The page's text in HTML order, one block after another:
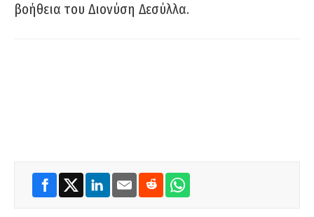
βοήθεια του Διονύση Δεσύλλα.